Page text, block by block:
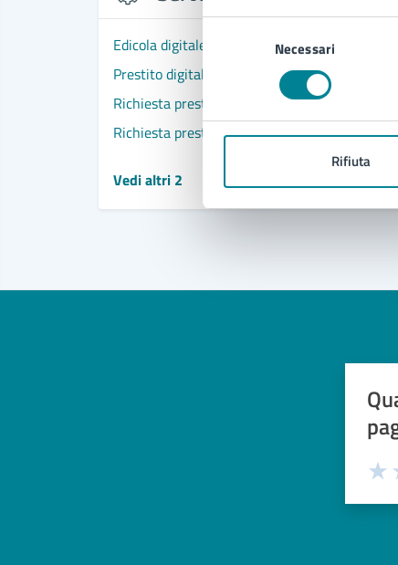
del
consenso
Necessari
Rifiuta
Edicola digitale
Prestito digitale eBook
Richiesta prestito libri, materiale video e
Richiesta prestito interbibliotecario libri
Vedi altri 2